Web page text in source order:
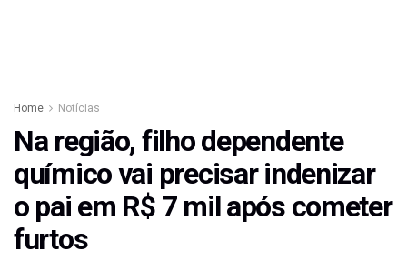
Home Notícias
Na região, filho dependente
químico vai precisar indenizar
o pai em R$ 7 mil após cometer
furtos